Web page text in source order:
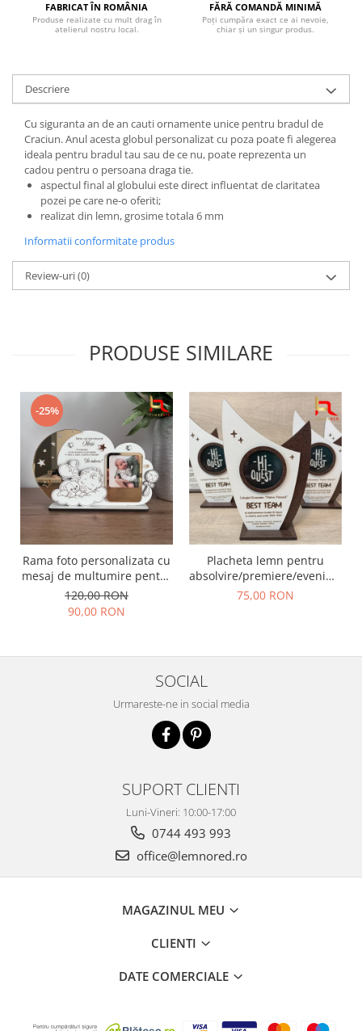
FABRICAT ÎN ROMÂNIA
Produse realizate cu mult drag în
atelierul nostru local.
FĂRĂ COMANDĂ MINIMĂ
Poți cumpăra exact ce ai nevoie,
chiar și un singur produs.
Descriere
Cu siguranta an de an cauti ornamente unice pentru bradul de
Craciun. Anul acesta globul personalizat cu poza poate fi alegerea
ideala pentru bradul tau sau de ce nu, poate reprezenta un
cadou pentru o persoana draga tie.
aspectul final al globului este direct influentat de claritatea
pozei pe care ne-o oferiti;
realizat din lemn, grosime totala 6 mm
Informatii conformitate produs
Review-uri(0)
PRODUSE SIMILARE
-25%
Rama foto personalizata cu
mesaj de multumire pentru
nasii de botez | Cadou
emotional pentru nasi
120,00 RON
90,00 RON
Placheta lemn pentru
absolvire/premiere/eveniment
- optiuni de personalizare
75,00 RON
SOCIAL
Urmareste-ne in social media
SUPORT CLIENTI
Luni-Vineri: 10:00-17:00
0744 493 993
office@lemnored.ro
MAGAZINUL MEU
CLIENTI
DATE COMERCIALE